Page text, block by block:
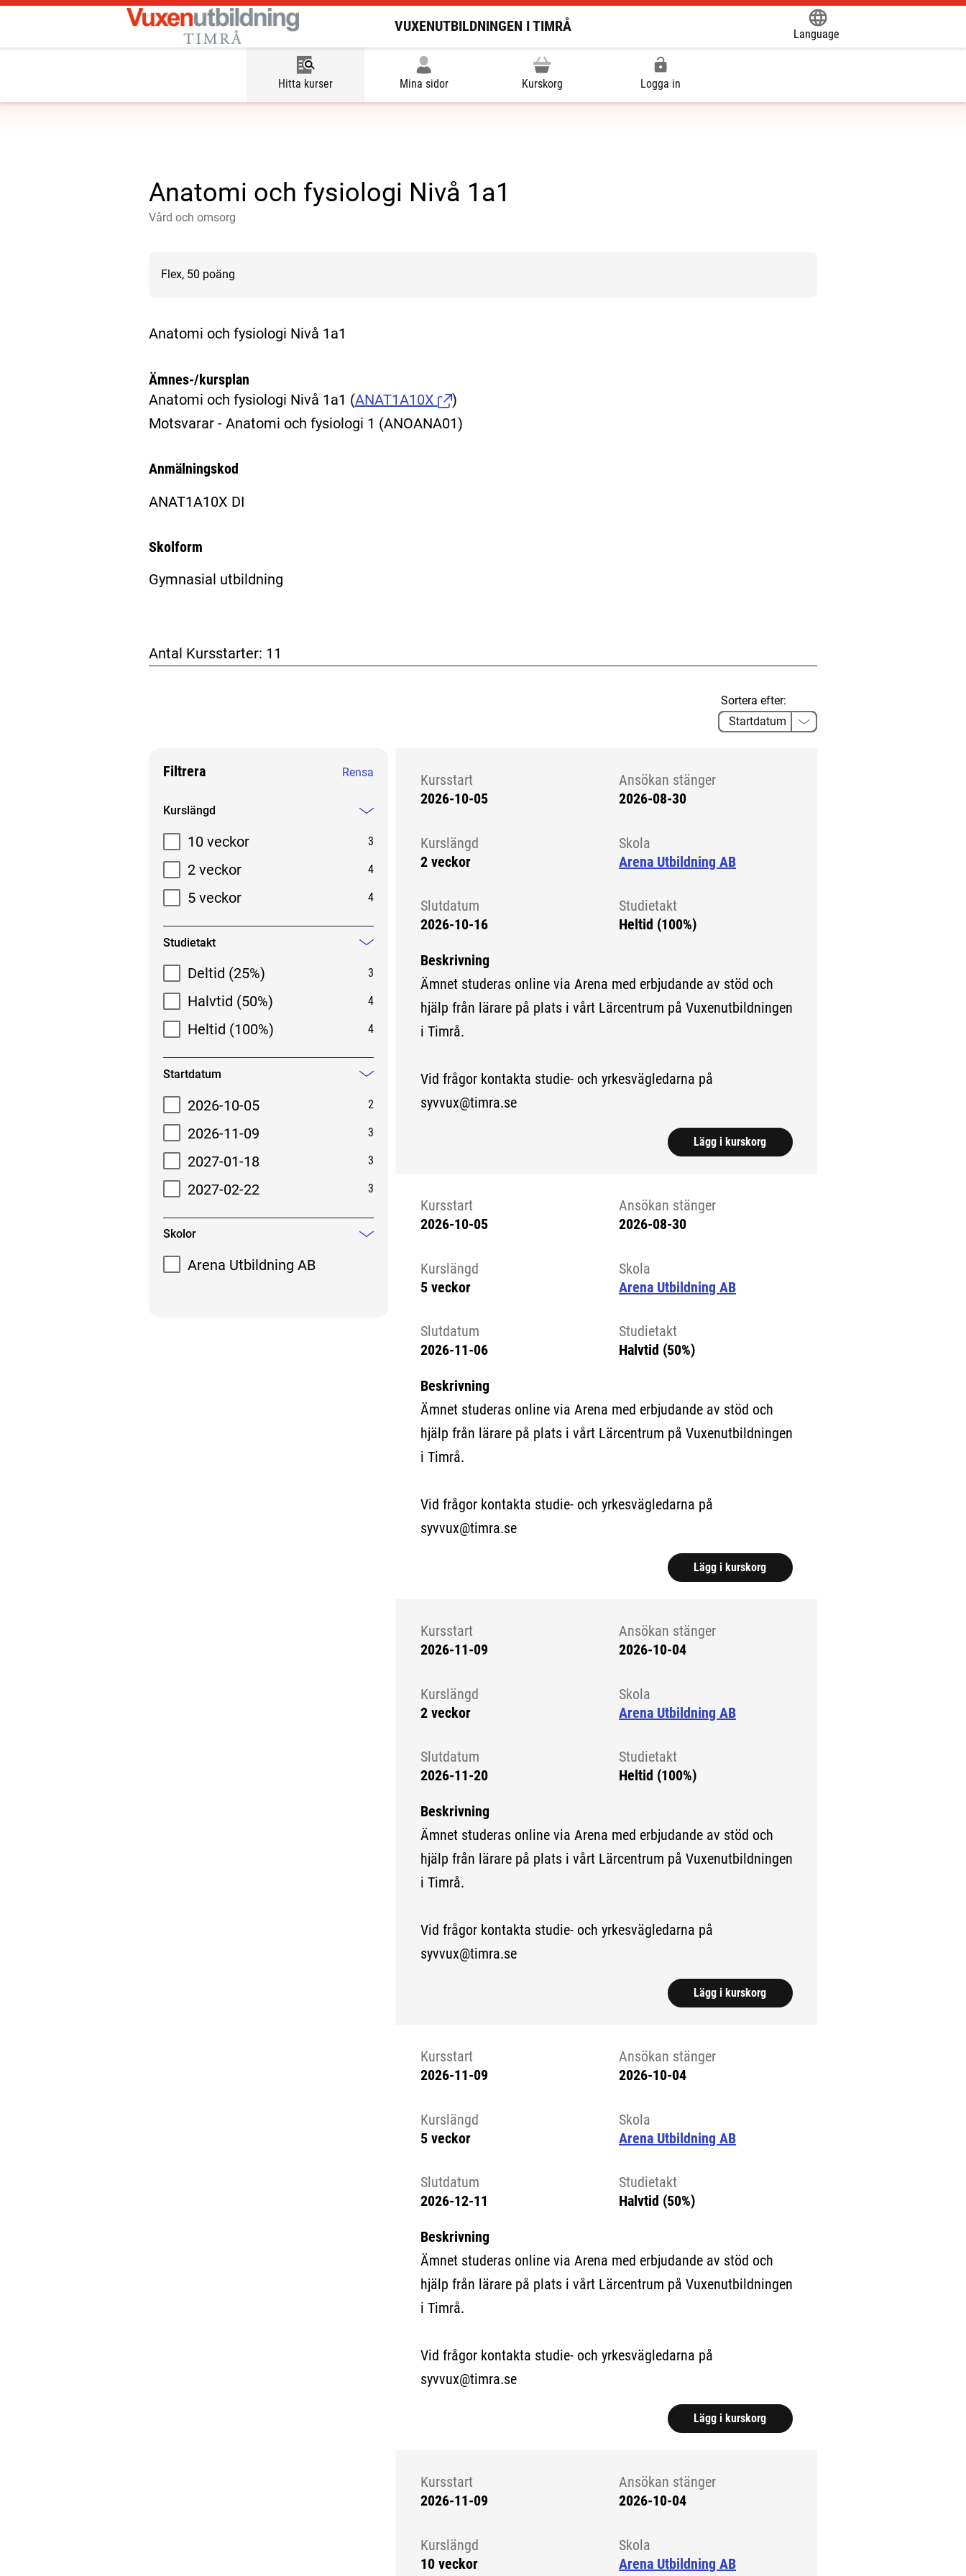
VUXENUTBILDNINGEN I TIMRÅ
Language
Hitta kurser Mina sidor Kurskorg Logga in
Anatomi och fysiologi Nivå 1a1
Vård och omsorg
Flex, 50 poäng
Anatomi och fysiologi Nivå 1a1
Ämnes-/kursplan
Anatomi och fysiologi Nivå 1a1 (ANAT1A10X
)
Motsvarar - Anatomi och fysiologi 1 (ANOANA01)
Anmälningskod
ANAT1A10X DI
Skolform
Gymnasial utbildning
Antal Kursstarter: 11
Sortera efter:
Filtrera Rensa
Filtrera sökresultat
Kurslängd
10 veckor
3
2 veckor 4
5 veckor 4
Studietakt
Mindre information
Deltid (25%)
3
Halvtid (50%) 4
Heltid (100%) 4
Startdatum
Mindre information
2026-10-05
2
2026-11-09 3
2027-01-18 3
2027-02-22 3
Skolor
Arena Utbildning AB
Kursstart
2026-10-05
Ansökan stänger
2026-08-30
Kurslängd
2 veckor
Skola
Arena Utbildning AB
Slutdatum
2026-10-16
Studietakt
Heltid (100%)
Beskrivning
Ämnet studeras online via Arena med erbjudande av stöd och
hjälp från lärare på plats i vårt Lärcentrum på Vuxenutbildningen
i Timrå.
Vid frågor kontakta studie- och yrkesvägledarna på
syvvux@timra.se
Lägg i kurskorg
Kursstart
2026-10-05
Ansökan stänger
2026-08-30
Kurslängd
5 veckor
Skola
Arena Utbildning AB
Slutdatum
2026-11-06
Studietakt
Halvtid (50%)
Beskrivning
Ämnet studeras online via Arena med erbjudande av stöd och
hjälp från lärare på plats i vårt Lärcentrum på Vuxenutbildningen
i Timrå.
Vid frågor kontakta studie- och yrkesvägledarna på
syvvux@timra.se
Lägg i kurskorg
Kursstart
2026-11-09
Ansökan stänger
2026-10-04
Kurslängd
2 veckor
Skola
Arena Utbildning AB
Slutdatum
2026-11-20
Studietakt
Heltid (100%)
Beskrivning
Ämnet studeras online via Arena med erbjudande av stöd och
hjälp från lärare på plats i vårt Lärcentrum på Vuxenutbildningen
i Timrå.
Vid frågor kontakta studie- och yrkesvägledarna på
syvvux@timra.se
Lägg i kurskorg
Kursstart
2026-11-09
Ansökan stänger
2026-10-04
Kurslängd
5 veckor
Skola
Arena Utbildning AB
Slutdatum
2026-12-11
Studietakt
Halvtid (50%)
Beskrivning
Ämnet studeras online via Arena med erbjudande av stöd och
hjälp från lärare på plats i vårt Lärcentrum på Vuxenutbildningen
i Timrå.
Vid frågor kontakta studie- och yrkesvägledarna på
syvvux@timra.se
Lägg i kurskorg
Kursstart
2026-11-09
Ansökan stänger
2026-10-04
Kurslängd
10 veckor
Skola
Arena Utbildning AB